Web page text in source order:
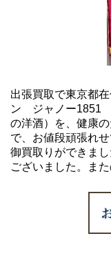
出張買取で東京都
ン ジャノー1851
の洋酒）を、健康
で、お値段頑張れ
御買取りができま
ございました。ま